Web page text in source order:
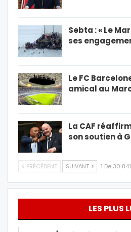
Sebta : « Le
ses
Le FC
amical au
La CAF
son soutien à
PRÉCÉDENT SUIVANT 1 De 30 841
LES PLUS